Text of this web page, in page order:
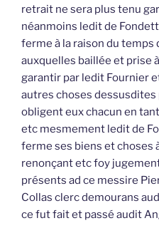
retrait ne sera plus tenu
néanmoins ledit de
ferme à la raison du temps
auxquelles baillée et prise
garantir par ledit Fournier
autres choses
obligent eux chacun en
etc mesmement ledit de
ferme ses biens et choses
renonçant etc foy
présents ad ce messire
Collas clerc demourans
ce fut fait et passé audit